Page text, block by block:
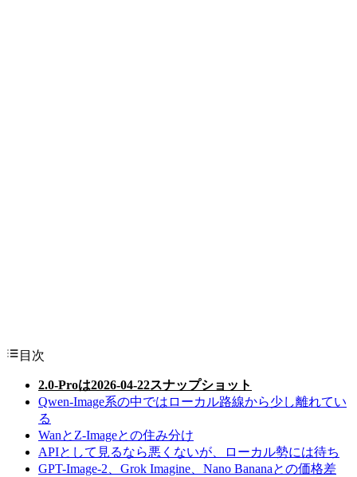
目次
2.0-Proは2026-04-22スナップショット
Qwen-Image系の中ではローカル路線から少し離れてい
る
WanとZ-Imageとの住み分け
APIとして見るなら悪くないが、ローカル勢には待ち
GPT-Image-2、Grok Imagine、Nano Bananaとの価格差